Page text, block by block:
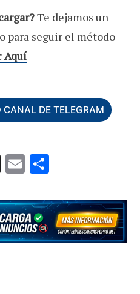
Te dejamos un
para seguir el método |
Aquí
CANAL DE TELEGRAM
X E
ai
l
m
p
ar